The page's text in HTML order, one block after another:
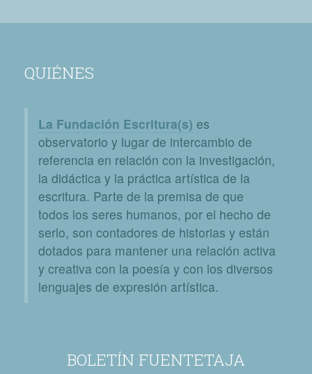
QUIÉNES
La Fundación Escritura(s) es
observatorio y lugar de intercambio de
referencia en relación con la investigación,
la didáctica y la práctica artística de la
escritura. Parte de la premisa de que
todos los seres humanos, por el hecho de
serlo, son contadores de historias y están
dotados para mantener una relación activa
y creativa con la poesía y con los diversos
lenguajes de expresión artística.
BOLETÍN FUENTETAJA